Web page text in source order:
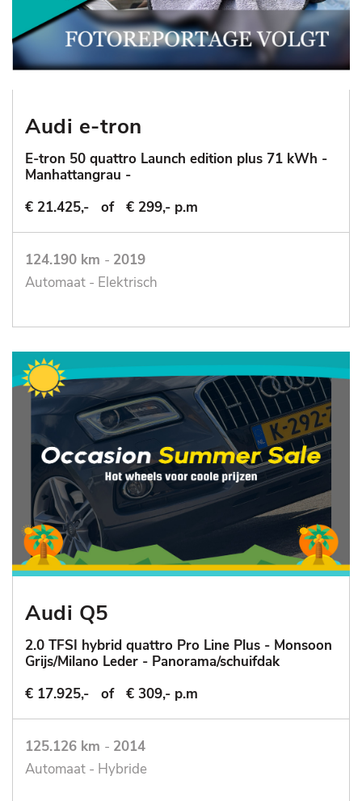
Audi e-tron
E-tron 50 quattro Launch edition plus 71 kWh -
Manhattangrau -
€ 21.425,-
of € 299,- p.m
124.190 km - 2019
Automaat - Elektrisch
Audi Q5
2.0 TFSI hybrid quattro Pro Line Plus - Monsoon
Grijs/Milano Leder - Panorama/schuifdak
€ 17.925,-
of € 309,- p.m
125.126 km - 2014
Automaat - Hybride